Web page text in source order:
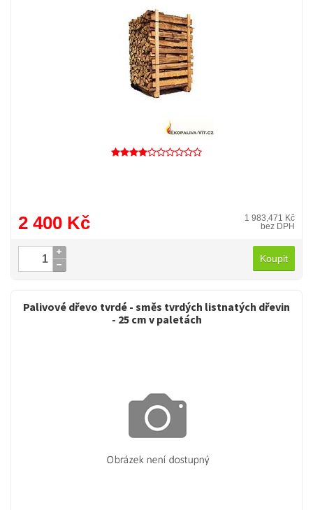
2 400 Kč
1 983,471 Kč
bez DPH
Koupit
Palivové dřevo tvrdé - směs tvrdých listnatých dřevin
- 25 cm v paletách